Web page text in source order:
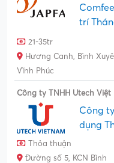
trí
21-35tr
Hương Canh, Bình
Vĩnh Phúc
Công ty TNHH Utech Việt
Công
dụng
Thỏa thuận
Đường số 5, KCN Bình